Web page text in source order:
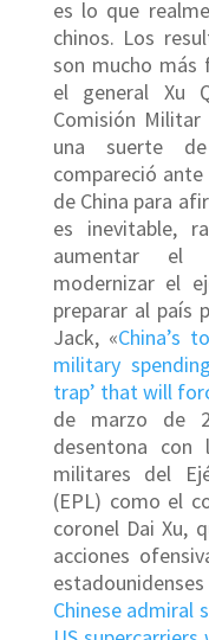
es lo que
chinos. Los
son mucho más
el general Xu
Comisión
una suerte
compareció
de China para
es inevitable,
aumentar el
modernizar el
preparar al país
Jack, «China’s
military
trap’ that will
de marzo de
desentona
militares del
(EPL) como el
coronel Dai Xu,
acciones
Chinese admiral